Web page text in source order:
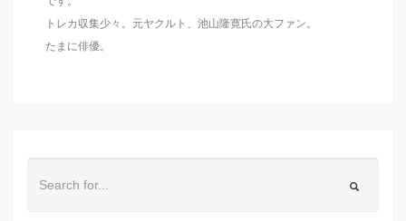
トレカ収集少々。元ヤクルト、池山隆寛氏の大ファン。
たまに俳優。